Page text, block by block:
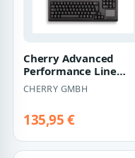
Cherry Advanced
Performance Line
TouchBoard G80-
11900 | g80-
CHERRY GMBH
135,95 €